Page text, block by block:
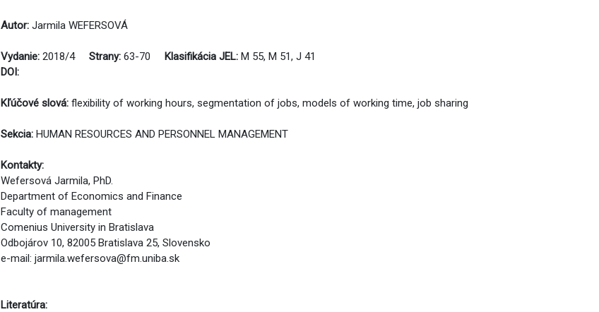
Autor: Jarmila WEFERSOVÁ
Vydanie: 2018/4 Strany: 63-70 Klasifikácia JEL: M 55, M 51, J 41
DOI:
Kľúčové slová: flexibility of working hours, segmentation of jobs, models of working time, job sharing
Sekcia: HUMAN RESOURCES AND PERSONNEL MANAGEMENT
Kontakty:
Wefersová Jarmila, PhD.
Department of Economics and Finance
Faculty of management
Comenius University in Bratislava
Odbojárov 10, 82005 Bratislava 25, Slovensko
e-mail: jarmila.wefersova@fm.uniba.sk
Literatúra: